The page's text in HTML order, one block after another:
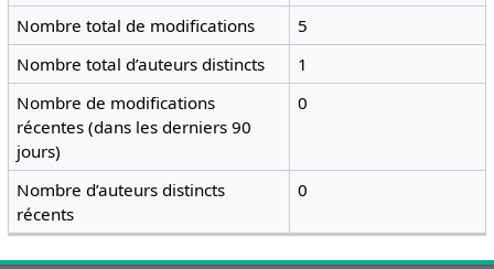
Nombre total de modifications
5
Nombre total d’auteurs distincts
1
Nombre de modifications
récentes (dans les derniers 90
jours)
0
Nombre d’auteurs distincts
récents
0